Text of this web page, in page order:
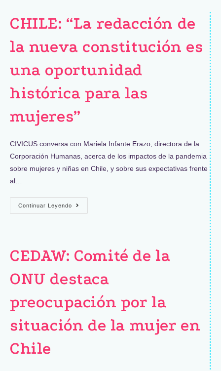
CHILE: “La redacción de
la nueva constitución es
una oportunidad
histórica para las
mujeres”
CIVICUS conversa con Mariela Infante Erazo, directora de la
Corporación Humanas, acerca de los impactos de la pandemia
sobre mujeres y niñas en Chile, y sobre sus expectativas frente
al…
Continuar Leyendo
CEDAW: Comité de la
ONU destaca
preocupación por la
situación de la mujer en
Chile